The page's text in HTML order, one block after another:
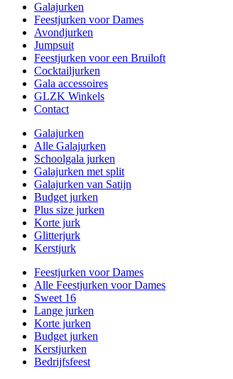
Galajurken
Feestjurken voor Dames
Avondjurken
Jumpsuit
Feestjurken voor een Bruiloft
Cocktailjurken
Gala accessoires
GLZK Winkels
Contact
Galajurken
Alle Galajurken
Schoolgala jurken
Galajurken met split
Galajurken van Satijn
Budget jurken
Plus size jurken
Korte jurk
Glitterjurk
Kerstjurk
Feestjurken voor Dames
Alle Feestjurken voor Dames
Sweet 16
Lange jurken
Korte jurken
Budget jurken
Kerstjurken
Bedrijfsfeest